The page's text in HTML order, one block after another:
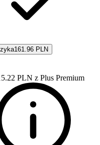
161.96 PLN
PLN z Plus Premium